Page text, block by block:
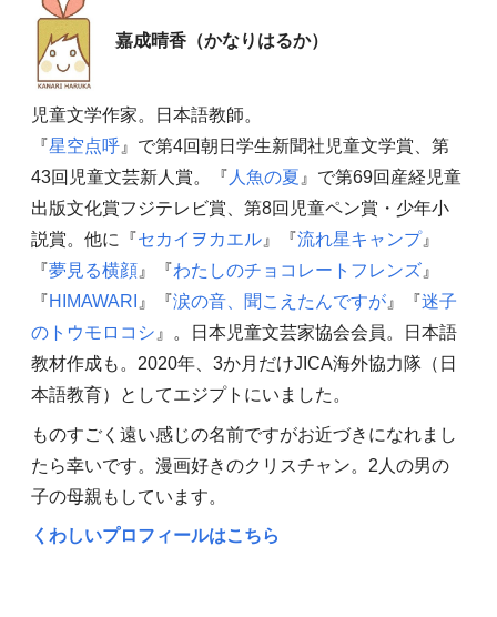
嘉成晴香（かなりはるか）
児童文学作家。日本語教師。
『星空点呼』で第4回朝日学生新聞社児童文学賞、第
43回児童文芸新人賞。『 人魚の夏 』で第69回産経児童
出版文化賞フジテレビ賞、第8回児童ペン賞・少年小
説賞。他に『セカイヲカエル』『流れ星キャンプ』
『夢見る横顔』『わたしのチョコレートフレンズ』
『HIMAWARI 』『涙の音、聞こえたんですが』『迷子
のトウモロコシ 』。日本児童文芸家協会会員。日本語
教材作成も。2020年、3か月だけJICA海外協力隊（日
本語教育）としてエジプトにいました。
ものすごく遠い感じの名前ですがお近づきになれまし
たら幸いです。漫画好きのクリスチャン。2人の男の
子の母親もしています。
くわしいプロフィールはこちら